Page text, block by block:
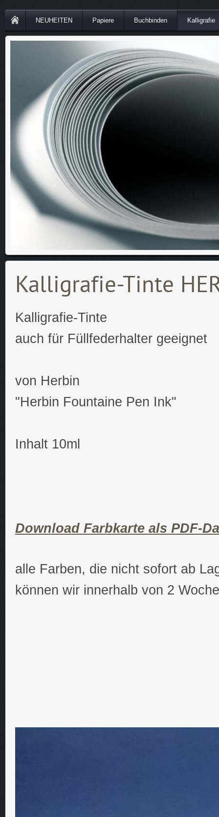
NEUHEITEN Papiere Buchbinden Kalligrafie
Kalligrafie-Tinte
Kalligrafie-Tinte
auch für Füllfederhalter geeignet
von Herbin
"Herbin Fountaine Pen Ink"
Inhalt 10ml
Download Farbkarte als PDF-
alle Farben, die nicht sofort ab
können wir innerhalb von 2